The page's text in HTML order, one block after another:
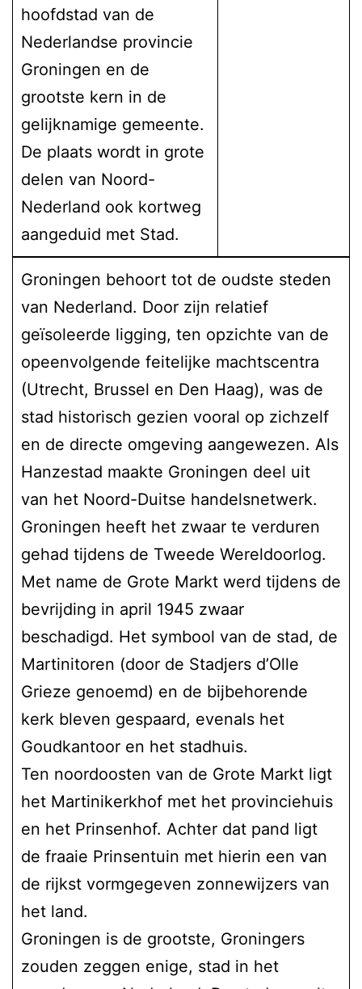
hoofdstad van de
Nederlandse provincie
Groningen en de
grootste kern in de
gelijknamige gemeente.
De plaats wordt in grote
delen van Noord-
Nederland ook kortweg
aangeduid met Stad.
Groningen behoort tot de oudste steden
van Nederland. Door zijn relatief
geïsoleerde ligging, ten opzichte van de
opeenvolgende feitelijke machtscentra
(Utrecht, Brussel en Den Haag), was de
stad historisch gezien vooral op zichzelf
en de directe omgeving aangewezen. Als
Hanzestad maakte Groningen deel uit
van het Noord-Duitse handelsnetwerk.
Groningen heeft het zwaar te verduren
gehad tijdens de Tweede Wereldoorlog.
Met name de Grote Markt werd tijdens de
bevrijding in april 1945 zwaar
beschadigd. Het symbool van de stad, de
Martinitoren (door de Stadjers d’Olle
Grieze genoemd) en de bijbehorende
kerk bleven gespaard, evenals het
Goudkantoor en het stadhuis.
Ten noordoosten van de Grote Markt ligt
het Martinikerkhof met het provinciehuis
en het Prinsenhof. Achter dat pand ligt
de fraaie Prinsentuin met hierin een van
de rijkst vormgegeven zonnewijzers van
het land.
Groningen is de grootste, Groningers
zouden zeggen enige, stad in het